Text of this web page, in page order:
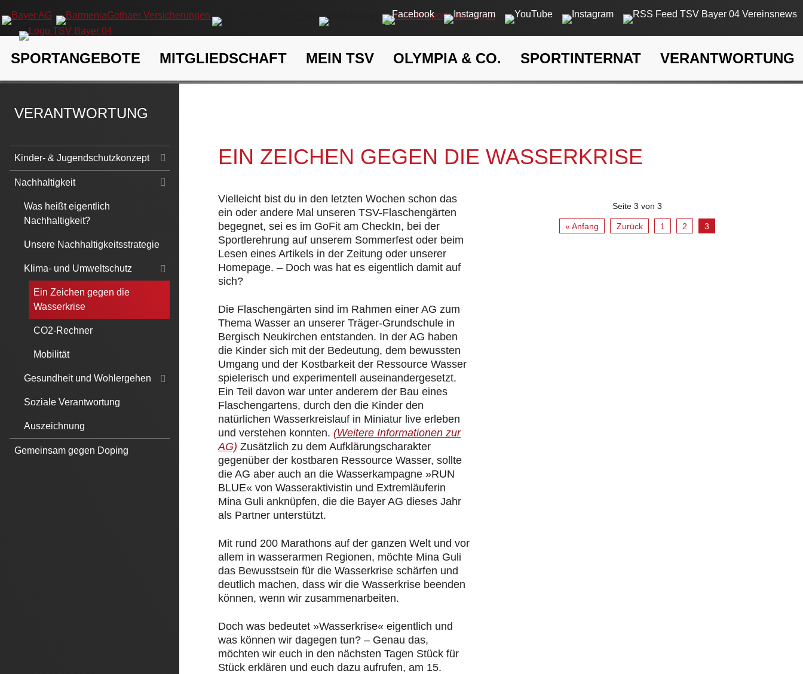
Navigation
überspringen
SPORTANGEBOTE MITGLIEDSCHAFT MEIN TSV OLYMPIA & CO. SPORTINTERNAT VERANTWORTUNG
EIN ZEICHEN GEGEN DIE WASSERKRISE
Vielleicht bist du in den letzten Wochen schon das
ein oder andere Mal unseren TSV-Flaschengärten
begegnet, sei es im GoFit am CheckIn, bei der
Sportlerehrung auf unserem Sommerfest oder beim
Lesen eines Artikels in der Zeitung oder unserer
Homepage. – Doch was hat es eigentlich damit auf
sich?
Die Flaschengärten sind im Rahmen einer AG zum
Thema Wasser an unserer Träger-Grundschule in
Bergisch Neukirchen entstanden. In der AG haben
die Kinder sich mit der Bedeutung, dem bewussten
Umgang und der Kostbarkeit der Ressource Wasser
spielerisch und experimentell auseinandergesetzt.
Ein Teil davon war unter anderem der Bau eines
Flaschengartens, durch den die Kinder den
natürlichen Wasserkreislauf in Miniatur live erleben
und verstehen konnten. (Weitere Informationen zur
AG) Zusätzlich zu dem Aufklärungscharakter
gegenüber der kostbaren Ressource Wasser, sollte
die AG aber auch an die Wasserkampagne »RUN
BLUE« von Wasseraktivistin und Extremläuferin
Mina Guli anknüpfen, die die Bayer AG dieses Jahr
als Partner unterstützt.
Mit rund 200 Marathons auf der ganzen Welt und vor
allem in wasserarmen Regionen, möchte Mina Guli
das Bewusstsein für die Wasserkrise schärfen und
deutlich machen, dass wir die Wasserkrise beenden
können, wenn wir zusammenarbeiten.
Doch was bedeutet »Wasserkrise« eigentlich und
was können wir dagegen tun? – Genau das,
möchten wir euch in den nächsten Tagen Stück für
Stück erklären und euch dazu aufrufen, am 15.
Seite 3 von 3
« Anfang Zurück 1 2 3
VERANTWORTUNG
Navigation
überspringen
Kinder- & Jugendschutzkonzept
Nachhaltigkeit
Was heißt eigentlich
Nachhaltigkeit?
Unsere Nachhaltigkeitsstrategie
Klima- und Umweltschutz
Ein Zeichen gegen die
Wasserkrise
CO2-Rechner
Mobilität
Gesundheit und Wohlergehen
Soziale Verantwortung
Auszeichnung
Gemeinsam gegen Doping